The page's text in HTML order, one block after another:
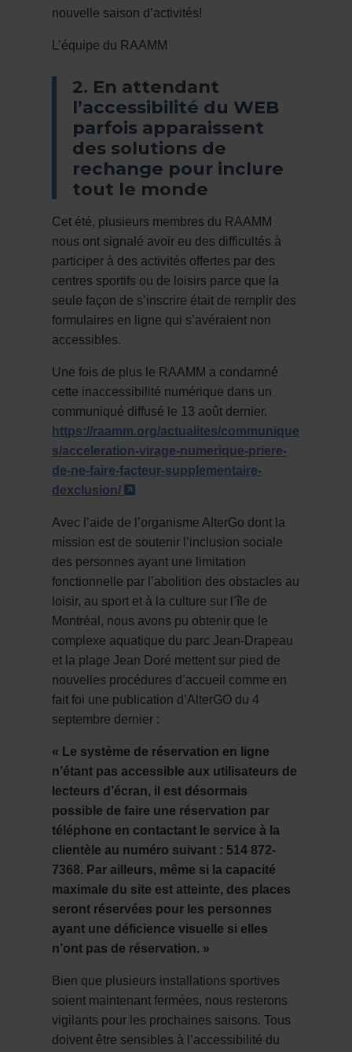
nouvelle saison d’activités!
L’équipe du RAAMM
2. En attendant
l’accessibilité du WEB
parfois apparaissent
des solutions de
rechange pour inclure
tout le monde
Cet été, plusieurs membres du RAAMM
nous ont signalé avoir eu des difficultés à
participer à des activités offertes par des
centres sportifs ou de loisirs parce que la
seule façon de s’inscrire était de remplir des
formulaires en ligne qui s’avéraient non
accessibles.
Une fois de plus le RAAMM a condamné
cette inaccessibilité numérique dans un
communiqué diffusé le 13 août dernier.
https://raamm.org/actualites/communique
s/acceleration-virage-numerique-priere-
de-ne-faire-facteur-supplementaire-
dexclusion/
- Cet hyperlien s'ouvrira dans
Avec l’aide de l’organisme AlterGo dont la
mission est de soutenir l’inclusion sociale
des personnes ayant une limitation
fonctionnelle par l’abolition des obstacles au
loisir, au sport et à la culture sur l’île de
Montréal, nous avons pu obtenir que le
complexe aquatique du parc Jean-Drapeau
et la plage Jean Doré mettent sur pied de
nouvelles procédures d’accueil comme en
fait foi une publication d’AlterGO du 4
septembre dernier :
« Le système de réservation en ligne
n’étant pas accessible aux utilisateurs de
lecteurs d’écran, il est désormais
possible de faire une réservation par
téléphone en contactant le service à la
clientèle au numéro suivant : 514 872-
7368. Par ailleurs, même si la capacité
maximale du site est atteinte, des places
seront réservées pour les personnes
ayant une déficience visuelle si elles
n’ont pas de réservation. »
Bien que plusieurs installations sportives
soient maintenant fermées, nous resterons
vigilants pour les prochaines saisons. Tous
doivent être sensibles à l’accessibilité du